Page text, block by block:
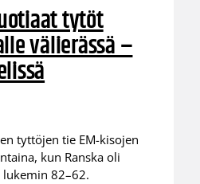
tytöt
välierässä –
tyttöjen tie EM-kisojen
kun Ranska oli
82–62.